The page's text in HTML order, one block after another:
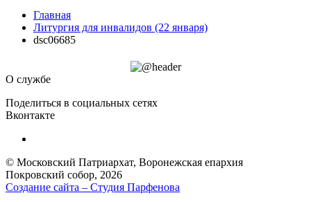
Главная
Литургия для инвалидов (22 января)
dsc06685
О службе
Поделиться в социальных сетях
Вконтакте
© Московский Патриархат, Воронежcкая епархия
Покровский собор, 2026
Создание сайта – Cтудия Парфенова